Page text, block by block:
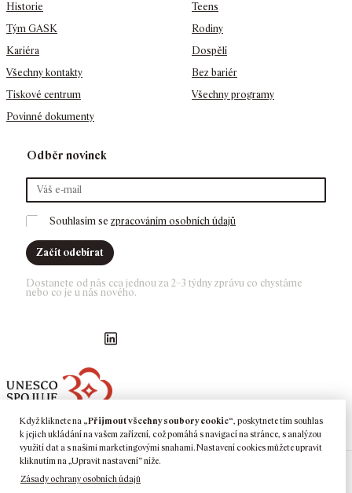
Když kliknete na „Přijmout všechny soubory cookie“, poskytnete tím souhlas
k jejich ukládání na vašem zařízení, což pomáhá s navigací na stránce, s analýzou
využití dat a s našimi marketingovými snahami. Nastavení cookies můžete upravit
kliknutím na „Upravit nastavení“ níže.
Zásady ochrany osobních údajů
Historie
Tým GASK
Kariéra
Všechny kontakty
Tiskové centrum
Povinné dokumenty
Teens
Rodiny
Dospělí
Bez bariér
Všechny programy
Odběr novinek
Souhlasím se zpracováním osobních údajů
Začít odebírat
Dostanete od nás cca jednou za 2–3 týdny zprávu co chystáme
nebo co je u nás nového.
GASK InstagramGASK YouTube kanál
2026GASKKutná Hora · Barborská 51–53, 284 01 Kutná Hora ·